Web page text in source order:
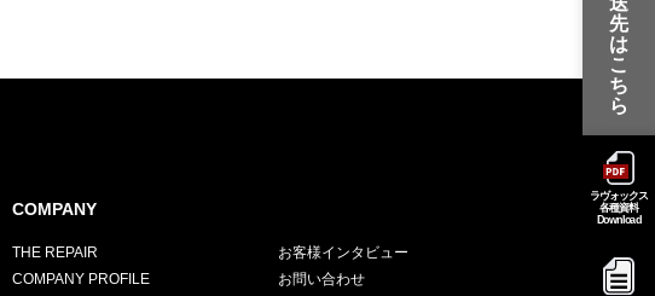
先
は
こ
ち
ら
ラヴォックス
各種資料
Download
COMPANY
THE REPAIR
COMPANY PROFILE
お客様インタビュー
お問い合わせ